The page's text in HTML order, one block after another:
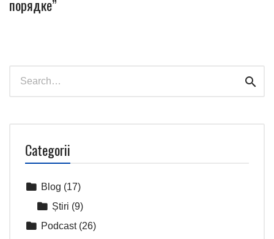
порядке”
for:
Categorii
Blog (17)
Știri (9)
Podcast(26)